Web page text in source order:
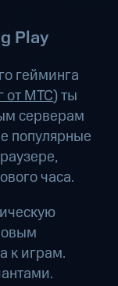
Play
гейминга
от МТС) ты
серверам
популярные
часа.
к играм.